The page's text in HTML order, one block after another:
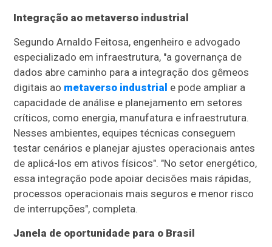
Integração ao metaverso industrial
Segundo Arnaldo Feitosa, engenheiro e advogado
especializado em infraestrutura, "a governança de
dados abre caminho para a integração dos gêmeos
digitais ao metaverso industrial e pode ampliar a
capacidade de análise e planejamento em setores
críticos, como energia, manufatura e infraestrutura.
Nesses ambientes, equipes técnicas conseguem
testar cenários e planejar ajustes operacionais antes
de aplicá-los em ativos físicos". "No setor energético,
essa integração pode apoiar decisões mais rápidas,
processos operacionais mais seguros e menor risco
de interrupções", completa.
Janela de oportunidade para o Brasil